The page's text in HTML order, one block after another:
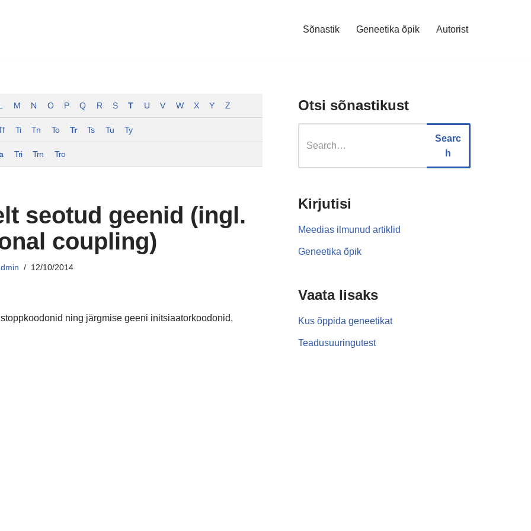
Sõnastik Geneetika õpik Autorist
M N O P Q R S T U V W X Y Z
Ti Tn To Tr Ts Tu Ty
Tri Trn Tro
seotud geenid (ingl.
coupling)
12/10/2014
ning järgmise geeni initsiaatorkoodonid,
Otsi sõnastikust
Searc
h
Kirjutisi
Meedias ilmunud artiklid
Geneetika õpik
Vaata lisaks
Kus õppida geneetikat
Teadusuuringutest